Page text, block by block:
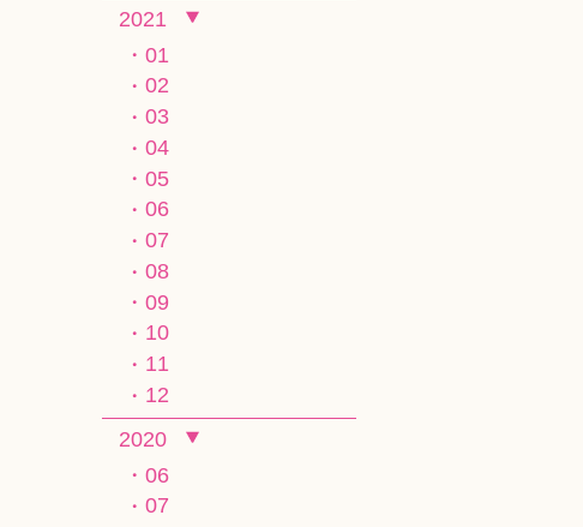
2021
01
02
03
04
05
06
07
08
09
10
11
12
2020
06
07